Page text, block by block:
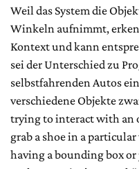
Weil das System die
Winkeln aufnimmt,
Kontext und kann
sei der Unterschied zu
selbstfahrenden Autos
verschiedene Objekte
trying to interact with an
grab a shoe in a
having a bounding box